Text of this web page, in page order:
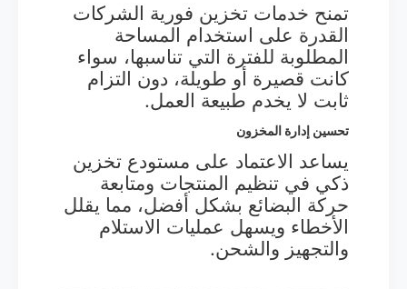
تمنح خدمات تخزين فورية الشركات
القدرة على استخدام المساحة
المطلوبة للفترة التي تناسبها، سواء
كانت قصيرة أو طويلة، دون التزام
ثابت لا يخدم طبيعة العمل.
تحسين إدارة المخزون
يساعد الاعتماد على مستودع تخزين
ذكي في تنظيم المنتجات ومتابعة
حركة البضائع بشكل أفضل، مما يقلل
الأخطاء ويسهل عمليات الاستلام
والتجهيز والشحن.